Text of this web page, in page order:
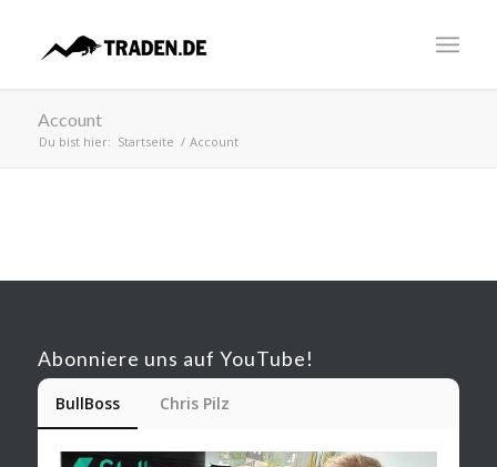
Account
Du bist hier: Startseite / Account
Abonniere uns auf YouTube!
BullBoss Chris Pilz